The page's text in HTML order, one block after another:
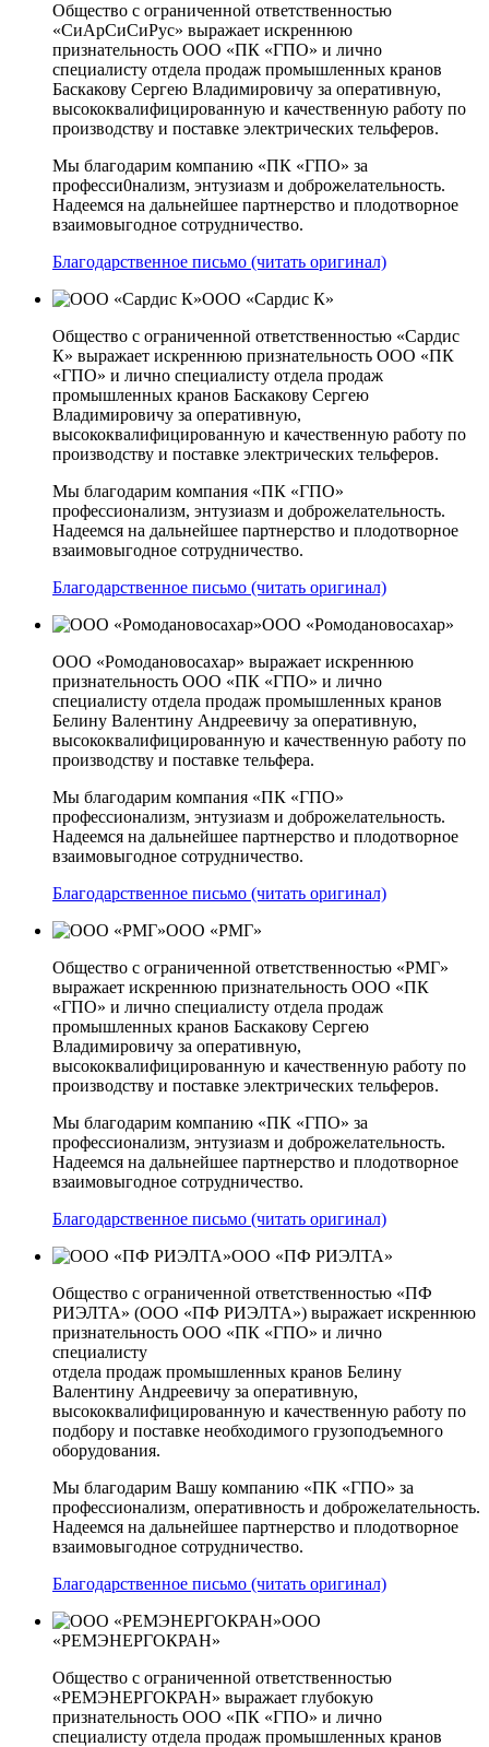
Общество с ограниченной ответственностью
«СиАрСиСиРус» выражает искреннюю
признательность ООО «ПК «ГПО» и лично
специалисту отдела продаж промышленных кранов
Баскакову Сергею Владимировичу за оперативную,
высококвалифицированную и качественную работу по
производству и поставке электрических тельферов.
Мы благодарим компанию «ПК «ГПО» за
професси0нализм, энтузиазм и доброжелательность.
Надеемся на дальнейшее партнерство и плодотворное
взаимовыгодное сотрудничество.
Благодарственное письмо (читать оригинал)
ООО «Сардис К»
Общество с ограниченной ответственностью «Сардис
К» выражает искреннюю признательность ООО «ПК
«ГПО» и лично специалисту отдела продаж
промышленных кранов Баскакову Сергею
Владимировичу за оперативную,
высококвалифицированную и качественную работу по
производству и поставке электрических тельферов.
Мы благодарим компания «ПК «ГПО»
профессионализм, энтузиазм и доброжелательность.
Надеемся на дальнейшее партнерство и плодотворное
взаимовыгодное сотрудничество.
Благодарственное письмо (читать оригинал)
ООО «Ромодановосахар»
ООО «Ромодановосахар» выражает искреннюю
признательность ООО «ПК «ГПО» и лично
специалисту отдела продаж промышленных кранов
Белину Валентину Андреевичу за оперативную,
высококвалифицированную и качественную работу по
производству и поставке тельфера.
Мы благодарим компания «ПК «ГПО»
профессионализм, энтузиазм и доброжелательность.
Надеемся на дальнейшее партнерство и плодотворное
взаимовыгодное сотрудничество.
Благодарственное письмо (читать оригинал)
ООО «РМГ»
Общество с ограниченной ответственностью «РМГ»
выражает искреннюю признательность ООО «ПК
«ГПО» и лично специалисту отдела продаж
промышленных кранов Баскакову Сергею
Владимировичу за оперативную,
высококвалифицированную и качественную работу по
производству и поставке электрических тельферов.
Мы благодарим компанию «ПК «ГПО» за
профессионализм, энтузиазм и доброжелательность.
Надеемся на дальнейшее партнерство и плодотворное
взаимовыгодное сотрудничество.
Благодарственное письмо (читать оригинал)
ООО «ПФ РИЭЛТА»
Общество с ограниченной ответственностью «ПФ
РИЭЛТА» (ООО «ПФ РИЭЛТА») выражает искреннюю
признательность ООО «ПК «ГПО» и лично
специалисту
отдела продаж промышленных кранов Белину
Валентину Андреевичу за оперативную,
высококвалифицированную и качественную работу по
подбору и поставке необходимого грузоподъемного
оборудования.
Мы благодарим Вашу компанию «ПК «ГПО» за
профессионализм, оперативность и доброжелательность.
Надеемся на дальнейшее партнерство и плодотворное
взаимовыгодное сотрудничество.
Благодарственное письмо (читать оригинал)
ООО
«РЕМЭНЕРГОКРАН»
Общество с ограниченной ответственностью
«РЕМЭНЕРГОКРАН» выражает глубокую
признательность ООО «ПК «ГПО» и лично
специалисту отдела продаж промышленных кранов